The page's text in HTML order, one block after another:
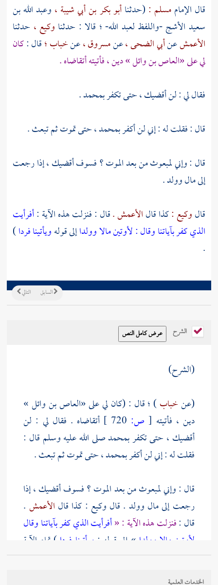
قال الإماممسلم : (حدثناأبو بكر بن أبي شيبة ، وعبد الله بن
سعيد الأشج-واللفظ لعبد الله- ؛ قالا : حدثنا وكيع ، حدثنا
الأعمشعنأبي الضحى ،عنمسروق ،عنخباب ؛قال :كان
لي على«العاص بن وائل »دين ، فأتيته أتقاضاه .
فقال لي : لن أقضيك ، حتى تكفر بمحمد .
قال : فقلت له : إني لن أكفر بمحمد ، حتى تموت ثم تبعث .
قال : وإني لمبعوث من بعد الموت ؟ فسوف أقضيك ، إذا رجعت
إلى مال وولد .
قالوكيع :كذا قالالأعمش .قال : فنزلت هذه الآية :أفرأيت
الذي كفر بآياتنا وقال : لأوتين مالا وولداإلى قولهويأتينا فردا)
.
التالي السابق
الشرح
(الشرح)
(عنخباب) ؛ قال : (كان لي على«العاص بن وائل»
دين ، فأتيته [ ص:
أتقاضاه . فقال لي : لن
أقضيك ، حتى تكفر بمحمد صلى الله عليه وسلم قال :
فقلت له : إني لن أكفربمحمد، حتى تموت ثم تبعث .
قال : وإني لمبعوث من بعد الموت ؟ فسوف أقضيك ، إذا
رجعت إلى مال وولد . قال وكيع : كذا قال الأعمش .
قال :فنزلت هذه الآية : «أفرأيت الذي كفر بآياتنا وقال
لأوتين مالا وولدا » إلى قوله : ويأتينا فردا) تمام الآية
الشريفة - بعد قوله ولدا - هكذا : «أطلع الغيب أم اتخذ
عند الرحمن عهدا